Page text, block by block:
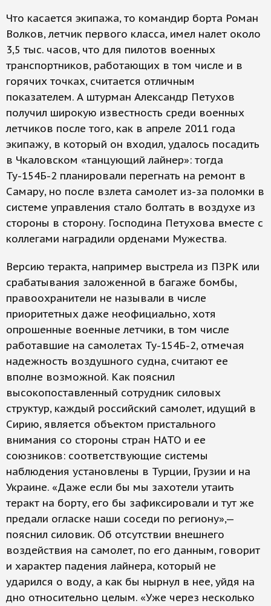
Что касается экипажа, то командир борта Роман
Волков, летчик первого класса, имел налет около
3,5 тыс. часов, что для пилотов военных
транспортников, работающих в том числе и в
горячих точках, считается отличным
показателем. А штурман Александр Петухов
получил широкую известность среди военных
летчиков после того, как в апреле 2011 года
экипажу, в который он входил, удалось посадить
в Чкаловском «танцующий лайнер»: тогда
Ту-154Б-2 планировали перегнать на ремонт в
Самару, но после взлета самолет из-за поломки в
системе управления стало болтать в воздухе из
стороны в сторону. Господина Петухова вместе с
коллегами наградили орденами Мужества.
Версию теракта, например выстрела из ПЗРК или
срабатывания заложенной в багаже бомбы,
правоохранители не называли в числе
приоритетных даже неофициально, хотя
опрошенные военные летчики, в том числе
работавшие на самолетах Ту-154Б-2, отмечая
надежность воздушного судна, считают ее
вполне возможной. Как пояснил
высокопоставленный сотрудник силовых
структур, каждый российский самолет, идущий в
Сирию, является объектом пристального
внимания со стороны стран НАТО и ее
союзников: соответствующие системы
наблюдения установлены в Турции, Грузии и на
Украине. «Даже если бы мы захотели утаить
теракт на борту, его бы зафиксировали и тут же
предали огласке наши соседи по региону»,—
пояснил силовик. Об отсутствии внешнего
воздействия на самолет, по его данным, говорит
и характер падения лайнера, который не
ударился о воду, а как бы нырнул в нее, уйдя на
дно относительно целым. «Уже через несколько